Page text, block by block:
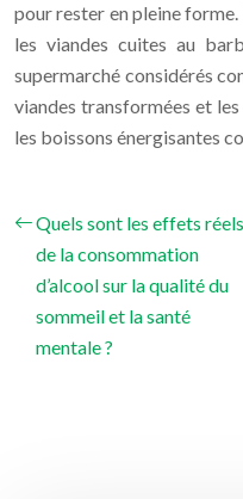
pour rester en pleine
les viandes cuites au
supermarché considérés
viandes transformées et les
les boissons énergisantes
Quels sont les effets réels
de la consommation
d’alcool sur la qualité du
sommeil et la santé
mentale ?